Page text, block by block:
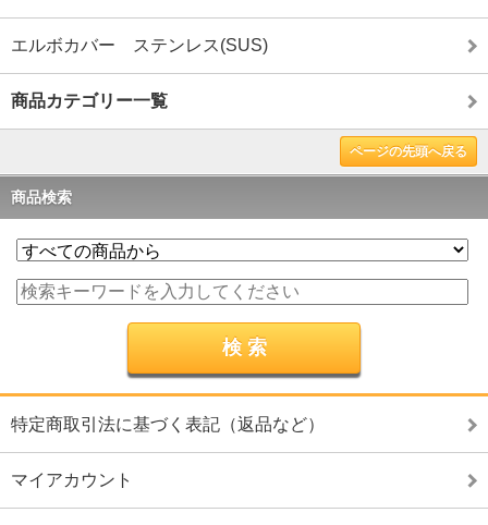
エルボカバー ステンレス(SUS)
商品カテゴリー一覧
ページの先頭へ戻る
商品検索
特定商取引法に基づく表記（返品など）
マイアカウント